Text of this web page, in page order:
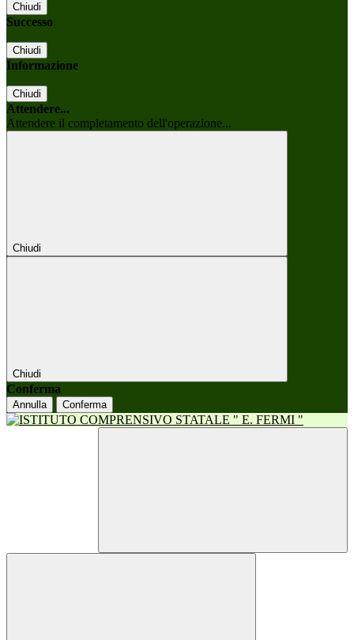
Chiudi
Successo
Chiudi
Informazione
Chiudi
Attendere...
Attendere il completamento dell'operazione...
Chiudi
Chiudi
Conferma
Annulla Conferma